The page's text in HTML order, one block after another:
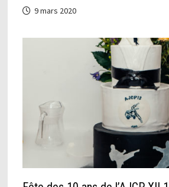
9 mars 2020